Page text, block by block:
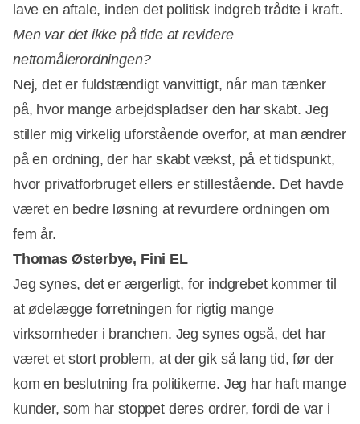
lave en aftale, inden det politisk indgreb trådte i kraft.
Men var det ikke på tide at revidere
nettomålerordningen?
Nej, det er fuldstændigt vanvittigt, når man tænker
på, hvor mange arbejdspladser den har skabt. Jeg
stiller mig virkelig uforstående overfor, at man ændrer
på en ordning, der har skabt vækst, på et tidspunkt,
hvor privatforbruget ellers er stillestående. Det havde
været en bedre løsning at revurdere ordningen om
fem år.
Thomas Østerbye, Fini EL
Jeg synes, det er ærgerligt, for indgrebet kommer til
at ødelægge forretningen for rigtig mange
virksomheder i branchen. Jeg synes også, det har
været et stort problem, at der gik så lang tid, før der
kom en beslutning fra politikerne. Jeg har haft mange
kunder, som har stoppet deres ordrer, fordi de var i